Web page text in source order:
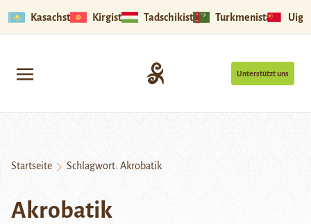
Kasachstan Kirgistan Tadschikistan Turkmenistan
Unterstützt uns
Startseite Schlagwort: Akrobatik
Akrobatik